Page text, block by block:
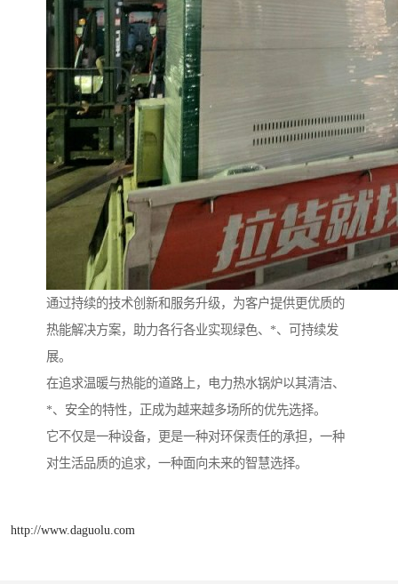
通过持续的技术创新和服务升级，为客户提供更优质的
热能解决方案，助力各行各业实现绿色、*、可持续发
展。
在追求温暖与热能的道路上，电力热水锅炉以其清洁、
*、安全的特性，正成为越来越多场所的优先选择。
它不仅是一种设备，更是一种对环保责任的承担，一种
对生活品质的追求，一种面向未来的智慧选择。
http://www.daguolu.com